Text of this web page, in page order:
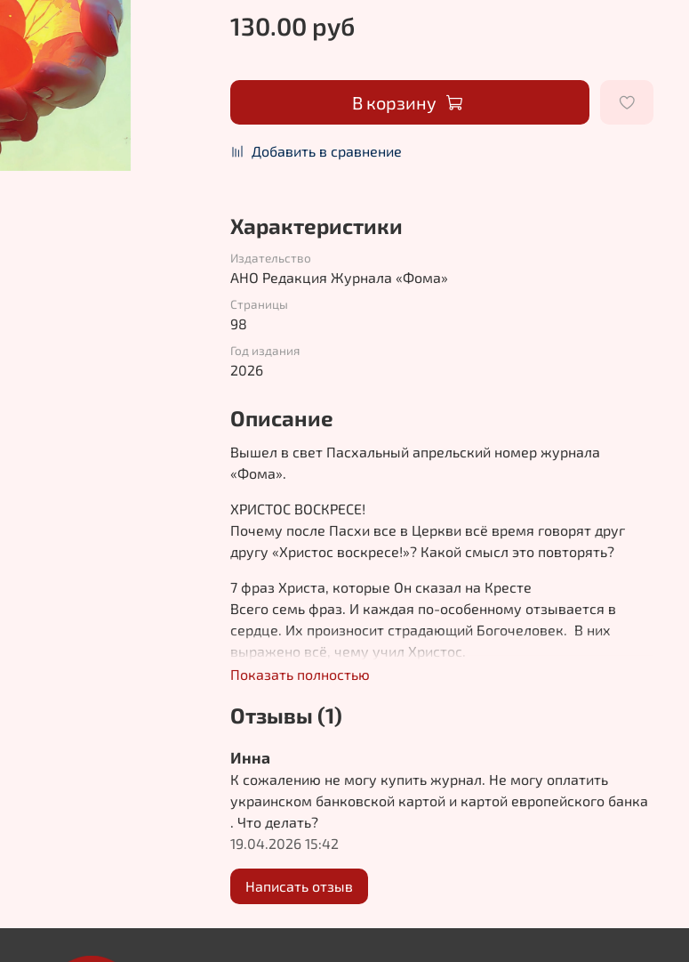
130.00 руб
В корзину
Добавить в сравнение
Характеристики
Издательство
АНО Редакция Журнала «Фома»
Страницы
98
Год издания
2026
Описание
Вышел в свет Пасхальный апрельский номер журнала
«Фома».
ХРИСТОС ВОСКРЕСЕ!
Почему после Пасхи все в Церкви всё время говорят друг
другу «Христос воскресе!»? Какой смысл это повторять?
7 фраз Христа, которые Он сказал на Кресте
Всего семь фраз. И каждая по-особенному отзывается в
сердце. Их произносит страдающий Богочеловек. В них
выражено всё, чему учил Христос.
Гефсиманский сад: о чем молился Христос
Последняя молитва Христа, о которой мы читаем в
Евангелии. О чем Он молился перед Голгофой.
Любящий Отец, или строгий Судия?
«Когда я читаю Евангелие, молитвы и богослужебные тексты,
я вижу два разных образа Бога. В одних местах Он предстает
как строгий Судья, перед Которым страшно за каждый грех. В
других — как милостивый Отец, Который все прощает и всех
любит»…
Жених боится венчаться — вдруг разведемся?
Что делать, если мысли о важности и ответственности
Показать полностью
Отзывы (1)
Инна
К сожалению не могу купить журнал. Не могу оплатить
украинском банковской картой и картой европейского банка
. Что делать?
19.04.2026 15:42
Написать отзыв